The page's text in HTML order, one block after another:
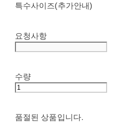
특수사이즈(추가안내)
요청사항
수량
품절된 상품입니다.